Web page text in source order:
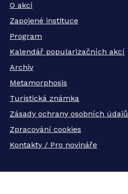
O akci
Zapojené instituce
Program
Kalendář popularizačních akcí
Archiv
Metamorphosis
Turistická známka
Zásady ochrany osobních údajů
Zpracování cookies
Kontakty / Pro novináře